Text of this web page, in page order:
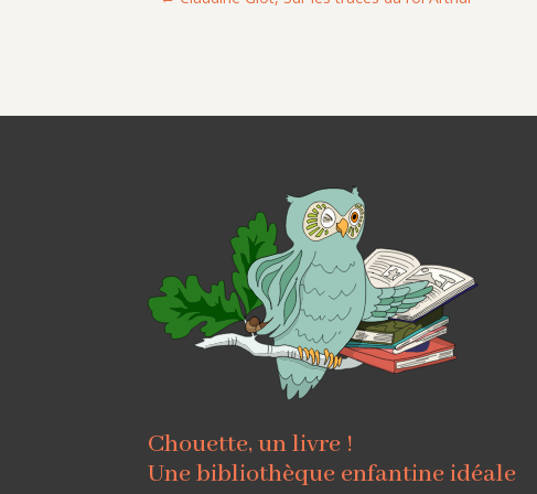
Chouette, un livre !
Une bibliothèque enfantine idéale